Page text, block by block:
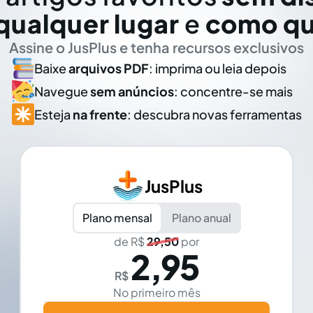
lugar e como
Assine o JusPlus e tenha recursos exclusivos
Baixearquivos PDF: imprima ou leia depois
Naveguesem anúncios: concentre-se mais
Esteja na frente: descubra novas ferramentas
JusPlus
Plano mensal
Plano anual
de R$29,50por
R$ 2,95
No primeiro mês